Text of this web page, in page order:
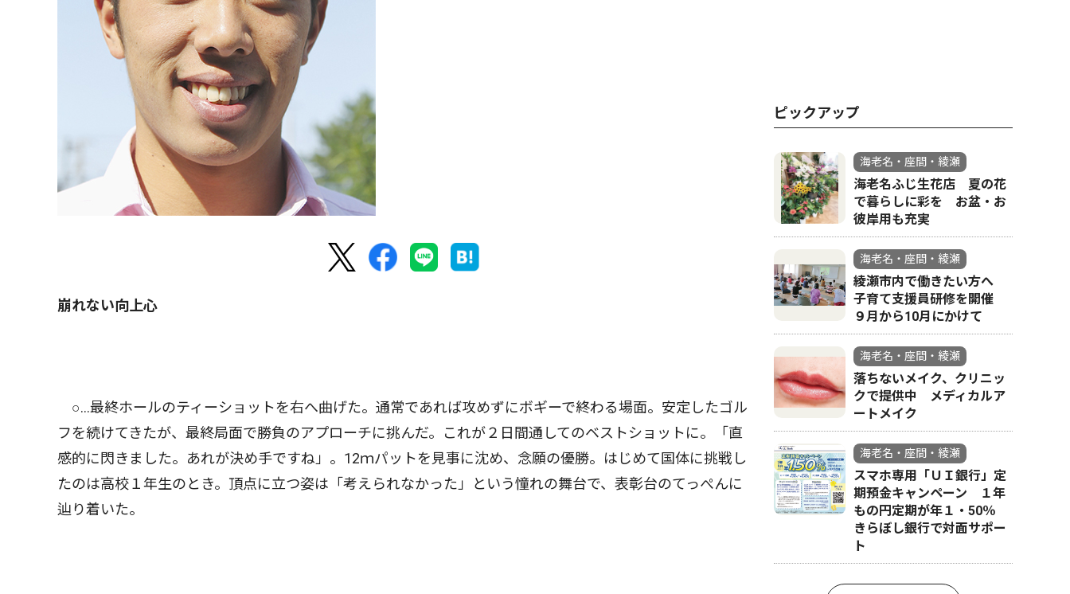
崩れない向上心
○…最終ホールのティーショットを右へ曲げた。通常であれば攻めずにボギーで終わる場面。安定したゴル
フを続けてきたが、最終局面で勝負のアプローチに挑んだ。これが２日間通してのベストショットに。「直
感的に閃きました。あれが決め手ですね」。12ｍパットを見事に沈め、念願の優勝。はじめて国体に挑戦し
たのは高校１年生のとき。頂点に立つ姿は「考えられなかった」という憧れの舞台で、表彰台のてっぺんに
辿り着いた。
ピックアップ
海老名・座間・綾瀬
海老名ふじ生花店 夏の花
で暮らしに彩を お盆・お
彼岸用も充実
海老名・座間・綾瀬
綾瀬市内で働きたい方へ
子育て支援員研修を開催
９月から10月にかけて
海老名・座間・綾瀬
落ちないメイク、クリニッ
クで提供中 メディカルア
ートメイク
海老名・座間・綾瀬
スマホ専用「ＵＩ銀行」定
期預金キャンペーン １年
もの円定期が年１・50％
きらぼし銀行で対面サポー
ト